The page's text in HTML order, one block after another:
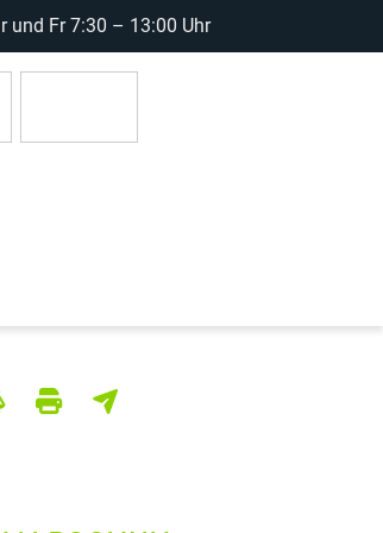
und Fr 7:30 – 13:00 Uhr